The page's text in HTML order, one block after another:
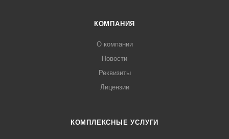
КОМПАНИЯ
О компании
Новости
Реквизиты
Лицензии
КОМПЛЕКСНЫЕ УСЛУГИ